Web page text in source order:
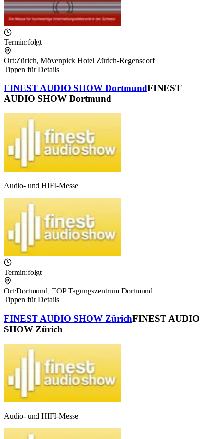
Termin:folgt
Ort:Zürich, Mövenpick Hotel Zürich-Regensdorf
Tippen für Details
FINEST AUDIO SHOW DortmundFINEST
AUDIO SHOW Dortmund
Audio- und HIFI-Messe
Termin:folgt
Ort:Dortmund, TOP Tagungszentrum Dortmund
Tippen für Details
FINEST AUDIO SHOW ZürichFINEST AUDIO
SHOW Zürich
Audio- und HIFI-Messe